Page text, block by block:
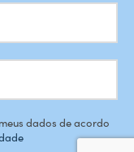
dados de acordo